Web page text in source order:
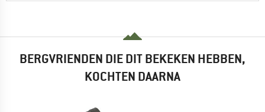
BERGVRIENDEN DIE DIT BEKEKEN HEBBEN,
KOCHTEN DAARNA